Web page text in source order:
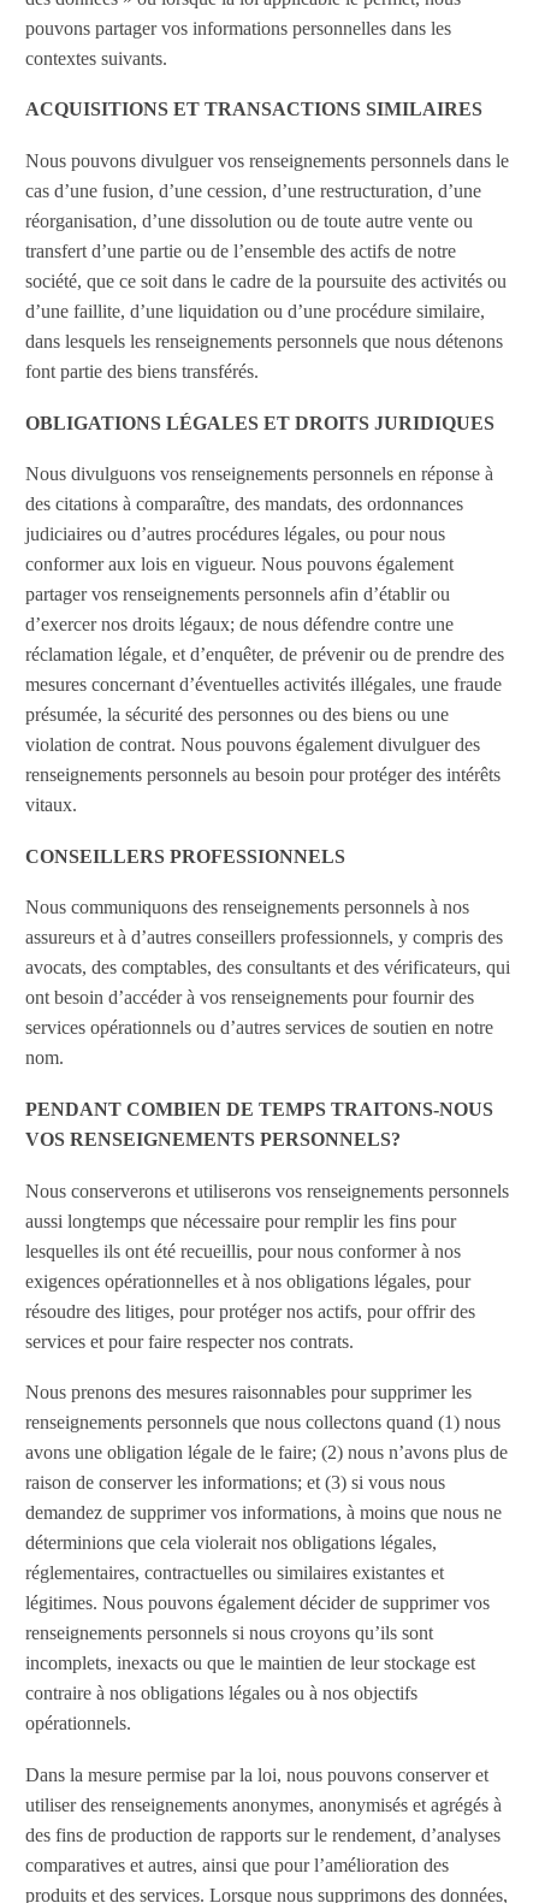
pouvons partager vos informations personnelles dans les
contextes suivants.
ACQUISITIONS ET TRANSACTIONS SIMILAIRES
Nous pouvons divulguer vos renseignements personnels dans le
cas d’une fusion, d’une cession, d’une restructuration, d’une
réorganisation, d’une dissolution ou de toute autre vente ou
transfert d’une partie ou de l’ensemble des actifs de notre
société, que ce soit dans le cadre de la poursuite des activités ou
d’une faillite, d’une liquidation ou d’une procédure similaire,
dans lesquels les renseignements personnels que nous détenons
font partie des biens transférés.
OBLIGATIONS LÉGALES ET DROITS JURIDIQUES
Nous divulguons vos renseignements personnels en réponse à
des citations à comparaître, des mandats, des ordonnances
judiciaires ou d’autres procédures légales, ou pour nous
conformer aux lois en vigueur. Nous pouvons également
partager vos renseignements personnels afin d’établir ou
d’exercer nos droits légaux; de nous défendre contre une
réclamation légale, et d’enquêter, de prévenir ou de prendre des
mesures concernant d’éventuelles activités illégales, une fraude
présumée, la sécurité des personnes ou des biens ou une
violation de contrat. Nous pouvons également divulguer des
renseignements personnels au besoin pour protéger des intérêts
vitaux.
CONSEILLERS PROFESSIONNELS
Nous communiquons des renseignements personnels à nos
assureurs et à d’autres conseillers professionnels, y compris des
avocats, des comptables, des consultants et des vérificateurs, qui
ont besoin d’accéder à vos renseignements pour fournir des
services opérationnels ou d’autres services de soutien en notre
nom.
PENDANT COMBIEN DE TEMPS TRAITONS-NOUS
VOS RENSEIGNEMENTS PERSONNELS?
Nous conserverons et utiliserons vos renseignements personnels
aussi longtemps que nécessaire pour remplir les fins pour
lesquelles ils ont été recueillis, pour nous conformer à nos
exigences opérationnelles et à nos obligations légales, pour
résoudre des litiges, pour protéger nos actifs, pour offrir des
services et pour faire respecter nos contrats.
Nous prenons des mesures raisonnables pour supprimer les
renseignements personnels que nous collectons quand (1) nous
avons une obligation légale de le faire; (2) nous n’avons plus de
raison de conserver les informations; et (3) si vous nous
demandez de supprimer vos informations, à moins que nous ne
déterminions que cela violerait nos obligations légales,
réglementaires, contractuelles ou similaires existantes et
légitimes. Nous pouvons également décider de supprimer vos
renseignements personnels si nous croyons qu’ils sont
incomplets, inexacts ou que le maintien de leur stockage est
contraire à nos obligations légales ou à nos objectifs
opérationnels.
Dans la mesure permise par la loi, nous pouvons conserver et
utiliser des renseignements anonymes, anonymisés et agrégés à
des fins de production de rapports sur le rendement, d’analyses
comparatives et autres, ainsi que pour l’amélioration des
produits et des services. Lorsque nous supprimons des données,